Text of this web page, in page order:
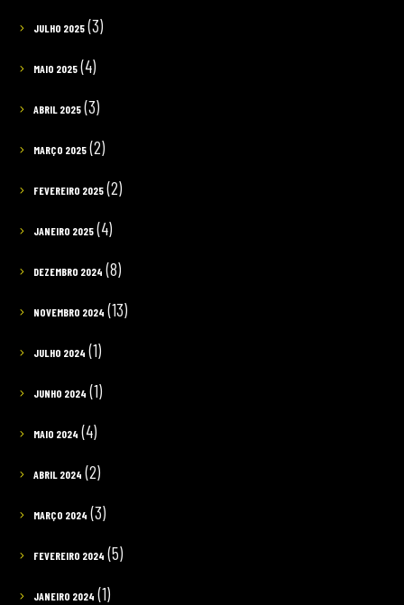
JULHO 2025(3)
MAIO 2025(4)
ABRIL 2025(3)
MARÇO 2025(2)
FEVEREIRO 2025(2)
JANEIRO 2025(4)
DEZEMBRO 2024 (8)
NOVEMBRO 2024 (13)
JULHO 2024 (1)
JUNHO 2024 (1)
MAIO 2024 (4)
ABRIL 2024 (2)
MARÇO 2024 (3)
FEVEREIRO 2024 (5)
JANEIRO 2024 (1)